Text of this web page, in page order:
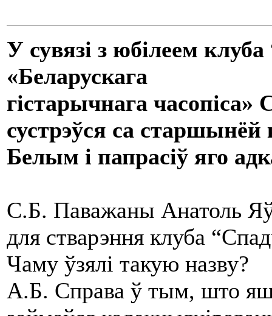
У сувязі з юбілеем
«Беларускага
гістарычнага
сустрэўся са
Белым і папрасіў яго
С.Б. Паважаны Анатоль
для стварэння клуба
Чаму ўзялі такую назву?
А.Б. Справа ў тым, што